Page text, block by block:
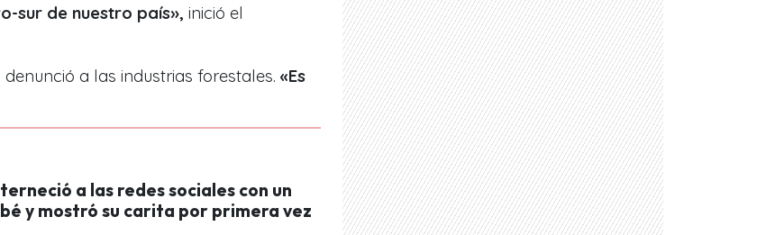
sur de nuestro país», inició el
denunció a las industrias forestales. «Es
a las redes sociales con un
y mostró su carita por primera vez